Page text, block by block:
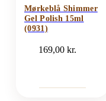
Mørkeblå Shimmer
Gel Polish 15ml
(0931)
169,00kr.